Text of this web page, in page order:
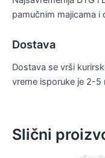
pamučnim majicama i
Dostava
Dostava se vrši
vreme isporuke je 2-5
Slični